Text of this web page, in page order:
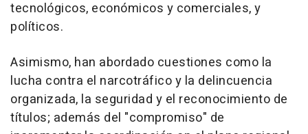
tecnológicos, económicos y comerciales, y
políticos.
Asimismo, han abordado cuestiones como la
lucha contra el narcotráfico y la delincuencia
organizada, la seguridad y el reconocimiento de
títulos; además del "compromiso" de